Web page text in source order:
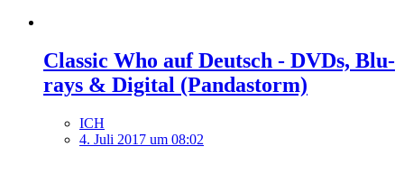
Classic Who auf Deutsch - DVDs, Blu-
rays & Digital (Pandastorm)
ICH
4. Juli 2017 um 08:02